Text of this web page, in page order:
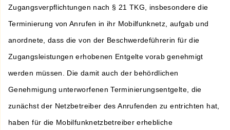
Zugangsverpflichtungen nach § 21 TKG, insbesondere die
Terminierung von Anrufen in ihr Mobilfunknetz, aufgab und
anordnete, dass die von der Beschwerdeführerin für die
Zugangsleistungen erhobenen Entgelte vorab genehmigt
werden müssen. Die damit auch der behördlichen
Genehmigung unterworfenen Terminierungsentgelte, die
zunächst der Netzbetreiber des Anrufenden zu entrichten hat,
haben für die Mobilfunknetzbetreiber erhebliche